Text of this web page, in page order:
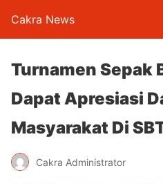
Cakra News
Turnamen Sepak
Dapat Apresiasi
Masyarakat Di
Cakra Administrator